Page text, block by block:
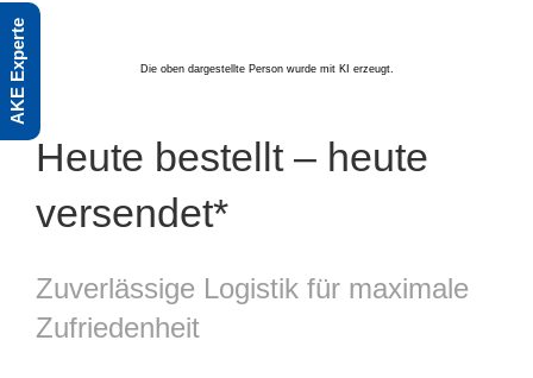
Die oben dargestellte Person wurde mit KI erzeugt.
Heute bestellt – heute
versendet*
Zuverlässige Logistik für maximale
Zufriedenheit
AKE Experte